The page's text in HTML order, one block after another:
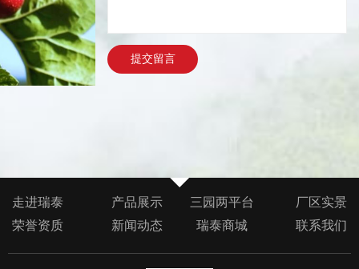
提交留言
走进瑞泰 产品展示 三园两平台
厂区实景
荣誉资质
新闻动态 瑞泰商城 联系我们